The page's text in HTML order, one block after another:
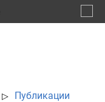
▷ Публикации